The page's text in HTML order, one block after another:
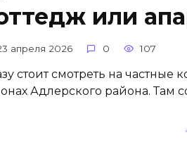
или
апреля 2026 0 107
стоит смотреть на
Адлерского района. Там